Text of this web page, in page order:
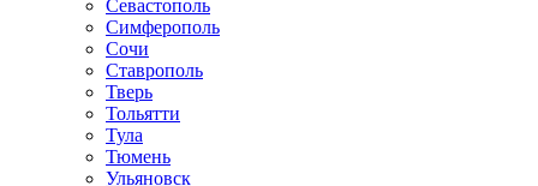
Севастополь
Симферополь
Сочи
Ставрополь
Тверь
Тольятти
Тула
Тюмень
Ульяновск